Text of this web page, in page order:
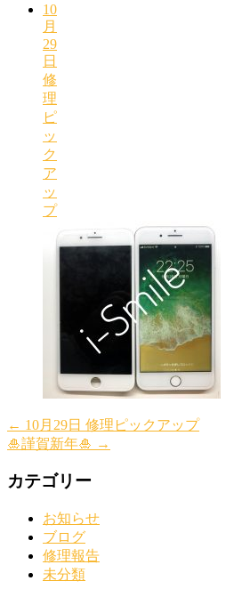
10
月
29
日
修
理
ピ
ッ
ク
ア
ッ
プ
← 10月29日 修理ピックアップ
🎍謹賀新年🎍 →
カテゴリー
お知らせ
ブログ
修理報告
未分類